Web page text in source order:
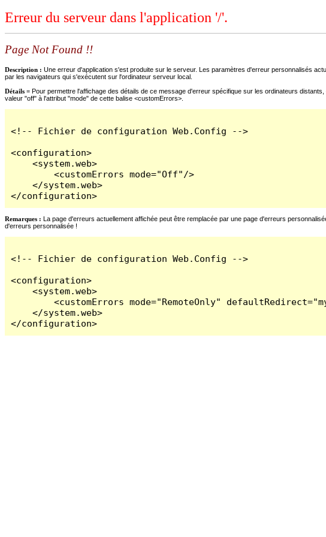
Erreur du serveur dans l'application '/'.
Page Not Found !!
Description : Une erreur d'application s'est produite sur le serveur. Les paramètres d'erreur personnalisés
par les navigateurs qui s'exécutent sur l'ordinateur serveur local.
Détails = Pour permettre l'affichage des détails de ce message d'erreur spécifique sur les ordinateurs
valeur "off" à l'attribut "mode" de cette balise <customErrors>.
<!-- Fichier de configuration Web.Config -->
<configuration>
    <system.web>
        <customErrors mode="Off"/>
    </system.web>
</configuration>
Remarques : La page d'erreurs actuellement affichée peut être remplacée par une page d'erreurs
d'erreurs personnalisée !
<!-- Fichier de configuration Web.Config -->
<configuration>
    <system.web>
<customErrors mode="RemoteOnly"
    </system.web>
</configuration>